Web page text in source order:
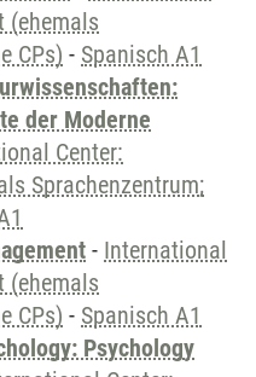
(ehemals
CPs) - Spanisch A1
der Moderne
Center:
Sprachenzentrum;
- International
(ehemals
CPs) - Spanisch A1
Psychology